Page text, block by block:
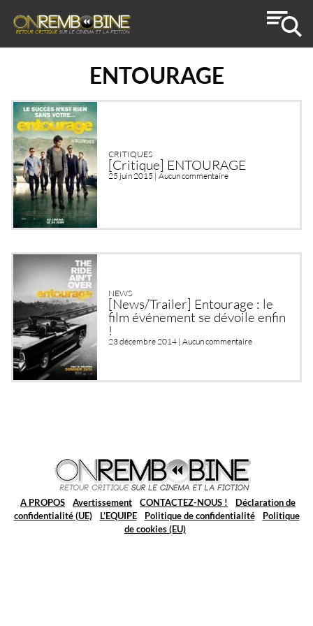
ENTOURAGE
CRITIQUES
[Critique] ENTOURAGE
25 juin 2015 | Aucun commentaire
NEWS
[News/Trailer] Entourage : le
film événement se dévoile enfin
!
23 décembre 2014 | Aucun commentaire
A PROPOS Avertissement CONTACTEZ-NOUS !
Déclaration de
confidentialité (UE)
L’EQUIPE Politique de confidentialité
Politique
de cookies (EU)